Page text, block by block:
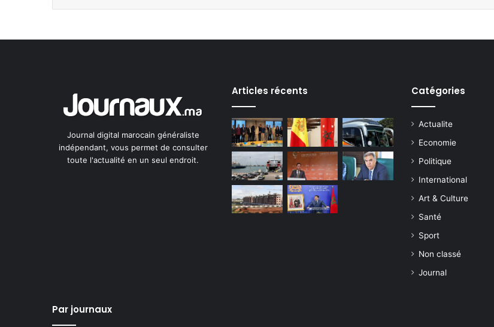
Journal digital marocain généraliste
indépendant, vous permet de consulter
toute l'actualité en un seul endroit.
Articles récents Catégories
Actualite
Economie
Politique
International
Art & Culture
Santé
Sport
Non classé
Journal
Par journaux